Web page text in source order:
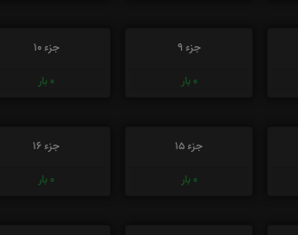
جزء 9
0 بار
جزء 10
0 بار
جزء 15
0 بار
جزء 16
0 بار